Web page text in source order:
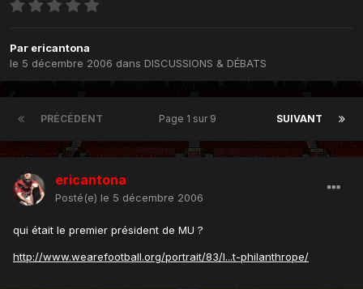
Par ericantona
le 5 décembre 2006 dans DISCUSSIONS & DÉBATS
PRÉCÉDENT SUIVANT
Page 1 sur 9
ericantona
Posté(e) le 5 décembre 2006
qui était le premier président de MU ?
http://www.wearefootball.org/portrait/83/l...t-philanthrope/